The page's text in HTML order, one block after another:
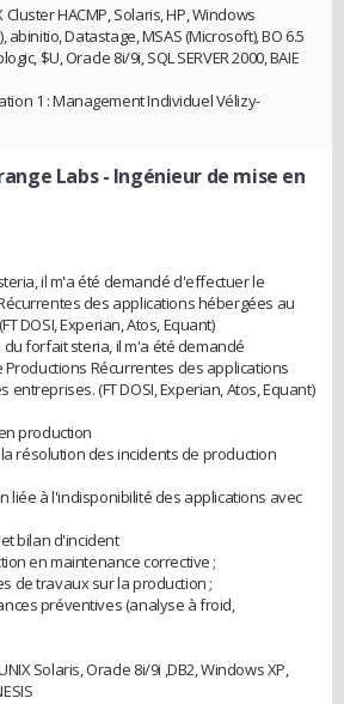
HACMP, Solaris, HP, Windows
abinitio, Datastage, MSAS (Microsoft), BO 6.5
$U, Oracle 8i/9i, SQL SERVER 2000, BAIE
1 : Management Individuel Vélizy-
Labs- Ingénieur de mise en
il m'a été demandé d'effectuer le
des applications hébergées au
DOSI, Experian, Atos, Equant)
du forfait steria, il m'a été demandé
Récurrentes des applications
(FT DOSI, Experian, Atos, Equant)
production
résolution des incidents de production
liée à l'indisponibilité des applications avec
bilan d'incident
en maintenance corrective ;
de travaux sur la production ;
préventives (analyse à froid,
Solaris, Oracle 8i/9i ,DB2, Windows XP,